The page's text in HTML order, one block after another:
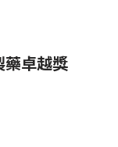
藥卓越獎